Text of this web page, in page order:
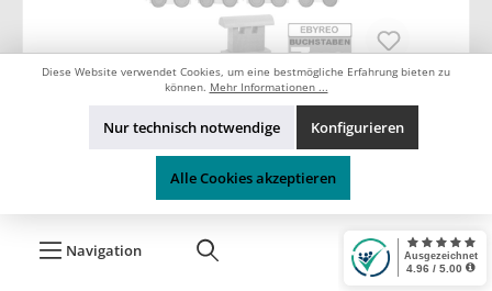
Navigation
EbyReo® Buchstabenzug Lok +
Alex + Endwaggon
Diese Website verwendet Cookies, um eine bestmögliche Erfahrung bieten zu
können. Mehr Informationen ...
Nur technisch notwendige Konfigurieren
Alle Cookies akzeptieren